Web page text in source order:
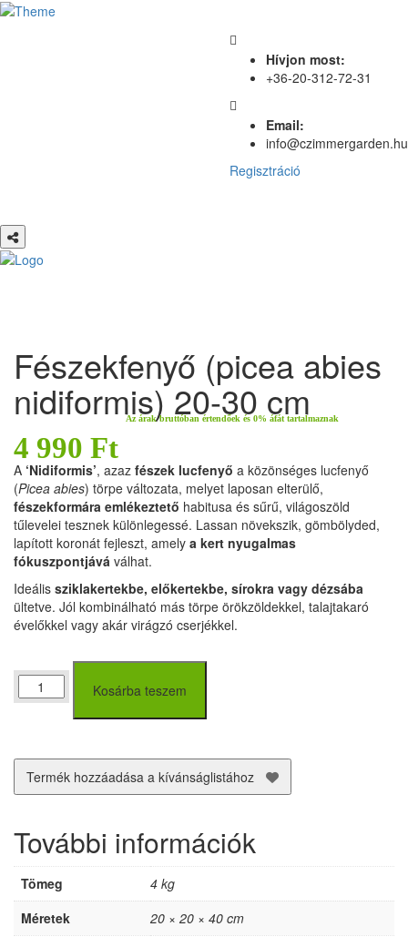
Hívjon most:
+36-20-312-72-31
Email:
info@czimmergarden.hu
Regisztráció
Fészekfenyő (picea abies
nidiformis) 20-30 cm
4 990 Ft
Az árak bruttóban értendőek és 0% áfát tartalmaznak
A ‘Nidiformis’, azaz fészek lucfenyő a közönséges lucfenyő
(Picea abies) törpe változata, melyet laposan elterülő,
fészekformára emlékeztető habitusa és sűrű, világoszöld
tűlevelei tesznek különlegessé. Lassan növekszik, gömbölyded,
lapított koronát fejleszt, amely a kert nyugalmas
fókuszpontjává válhat.
Ideális sziklakertekbe, előkertekbe, sírokra vagy dézsába
ültetve. Jól kombinálható más törpe örökzöldekkel, talajtakaró
évelőkkel vagy akár virágzó cserjékkel.
Fészekfenyő
(picea
20-
30
cm
Kosárba teszem
Termék hozzáadása a kívánságlistához
További információk
Tömeg
4 kg
Méretek
20 × 20 × 40 cm